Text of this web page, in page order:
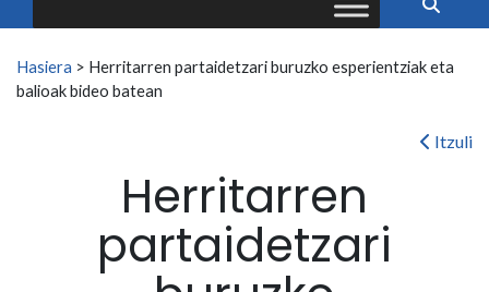
Search for:
Hasiera > Herritarren partaidetzari buruzko esperientziak eta
balioak bideo batean
Itzuli
Herritarren
partaidetzari